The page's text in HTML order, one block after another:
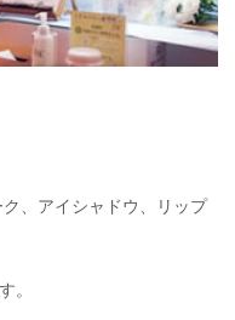
、アイシャドウ、リップ
。